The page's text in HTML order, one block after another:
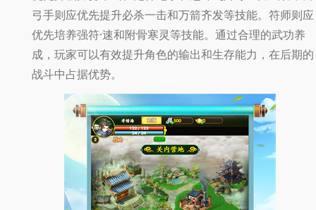
弓手则应优先提升必杀一击和万箭齐发等技能。符师则应
优先培养强符·速和附骨寒灵等技能。通过合理的武功养
成，玩家可以有效提升角色的输出和生存能力，在后期的
战斗中占据优势。